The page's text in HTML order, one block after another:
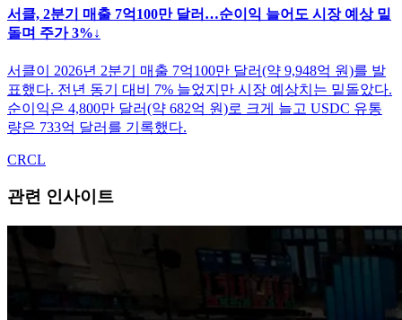
서클, 2분기 매출 7억100만 달러…순이익 늘어도 시장 예상 밑
돌며 주가 3%↓
서클이 2026년 2분기 매출 7억100만 달러(약 9,948억 원)를 발
표했다. 전년 동기 대비 7% 늘었지만 시장 예상치는 밑돌았다.
순이익은 4,800만 달러(약 682억 원)로 크게 늘고 USDC 유통
량은 733억 달러를 기록했다.
CRCL
관련 인사이트